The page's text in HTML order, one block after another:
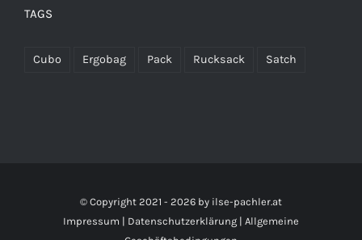
TAGS
Cubo Ergobag Pack Rucksack Satch
© Copyright 2021 - 2026 by ilse-pachler.at
Impressum | Datenschutzerklärung | Allgemeine